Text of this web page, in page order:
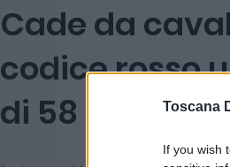
Toscana
If you wish
Cade da
codice rosso
di 58 anni